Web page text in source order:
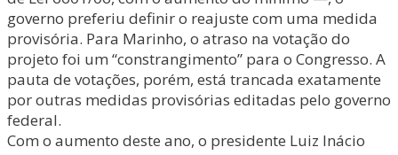
governo preferiu definir o reajuste com uma medida
provisória. Para Marinho, o atraso na votação do
projeto foi um “constrangimento” para o Congresso. A
pauta de votações, porém, está trancada exatamente
por outras medidas provisórias editadas pelo governo
federal.
Com o aumento deste ano, o presidente Luiz Inácio